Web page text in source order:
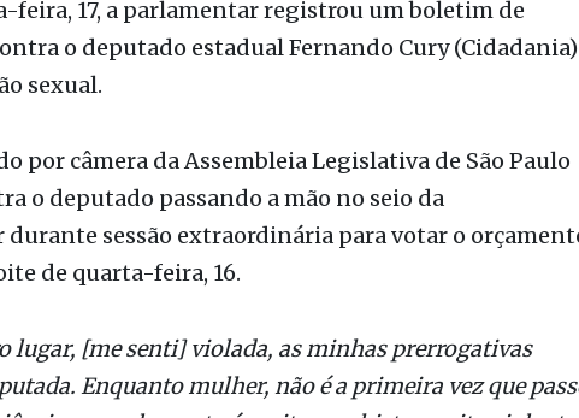
extremamente violenta para as mulheres.
feira, 17, a parlamentar registrou um boletim de
sexual.
por câmera da Assembleia Legislativa de São Paulo
o deputado passando a mão no seio da
de quarta-feira, 16.